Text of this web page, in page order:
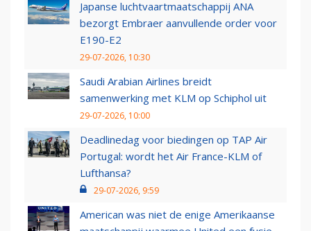
Japanse luchtvaartmaatschappij ANA
bezorgt Embraer aanvullende order voor
E190-E2
29-07-2026, 10:30
Saudi Arabian Airlines breidt
samenwerking met KLM op Schiphol uit
29-07-2026, 10:00
Deadlinedag voor biedingen op TAP Air
Portugal: wordt het Air France-KLM of
Lufthansa?
29-07-2026, 9:59
American was niet de enige Amerikaanse